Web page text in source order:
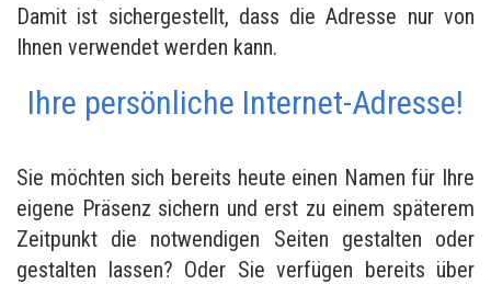
Damit ist sichergestellt, dass die Adresse nur von
Ihnen verwendet werden kann.
Ihre persönliche Internet-Adresse!
Sie möchten sich bereits heute einen Namen für Ihre
eigene Präsenz sichern und erst zu einem späterem
Zeitpunkt die notwendigen Seiten gestalten oder
gestalten lassen? Oder Sie verfügen bereits über